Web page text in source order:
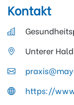
Kontakt
Unterer
https://